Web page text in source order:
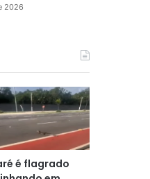
2026
é flagrado